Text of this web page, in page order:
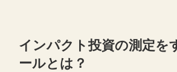
インパクト投資の測定を
ールとは？